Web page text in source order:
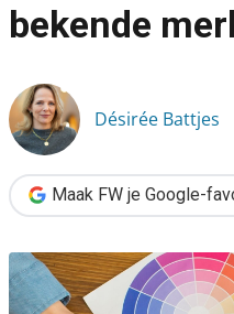
Tijd voor een logo-
bekende
Désirée Battjes
Maak FW je Google-